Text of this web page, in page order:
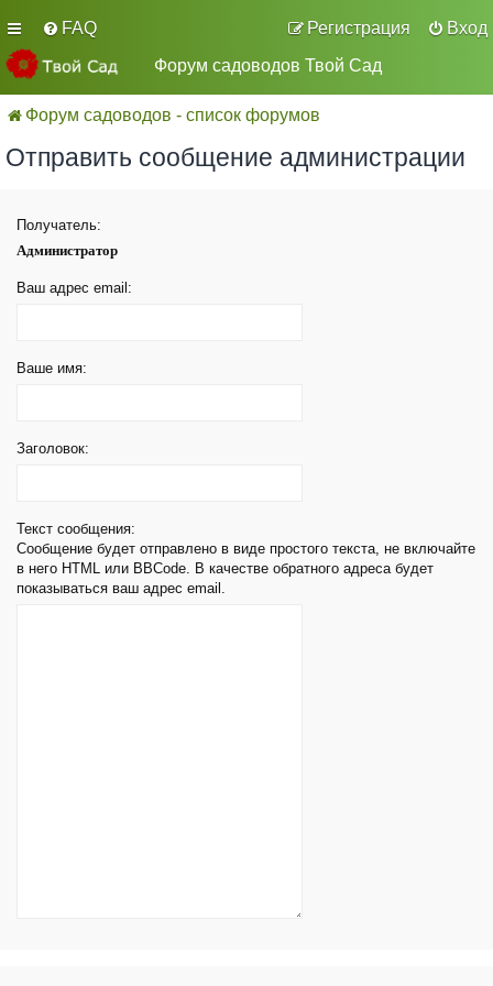
FAQ Вход
Регистрация
Форум садоводов Твой Сад
Форум садоводов - список форумов
Отправить сообщение администрации
Получатель:
Администратор
Ваш адрес email:
Ваше имя:
Заголовок:
Текст сообщения:
Сообщение будет отправлено в виде простого текста, не включайте
в него HTML или BBCode. В качестве обратного адреса будет
показываться ваш адрес email.